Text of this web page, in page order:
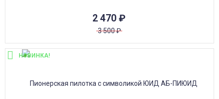
2 470 ₽
3 500₽
НОВИНКА!